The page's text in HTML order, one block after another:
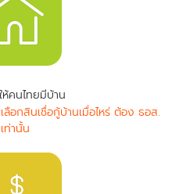
ห้คนไทยมีบ้าน
ลือกสินเชื่อกู้บ้านเมื่อไหร่ ต้อง ธอส.
เท่านั้น